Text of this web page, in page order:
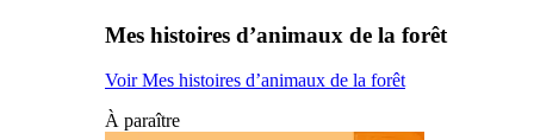
Mes histoires d’animaux de la forêt
Voir Mes histoires d’animaux de la forêt
À paraître